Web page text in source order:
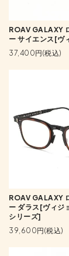
ROAV GALAXY
ー サイエンス[ヴ
37,400円(税込)
ROAV GALAXY
ー ダラス[ヴィジ
シリーズ]
39,600円(税込)